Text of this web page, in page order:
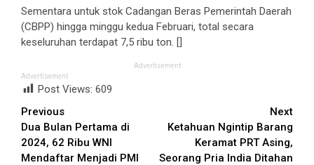
Sementara untuk stok Cadangan Beras Pemerintah Daerah
(CBPP) hingga minggu kedua Februari, total secara
keseluruhan terdapat 7,5 ribu ton. []
Advertisement
Advertisement
Post Views: 609
Continue
Reading
Previous
Dua Bulan Pertama di
2024, 62 Ribu WNI
Mendaftar Menjadi PMI
Next
Ketahuan Ngintip Barang
Keramat PRT Asing,
Seorang Pria India Ditahan